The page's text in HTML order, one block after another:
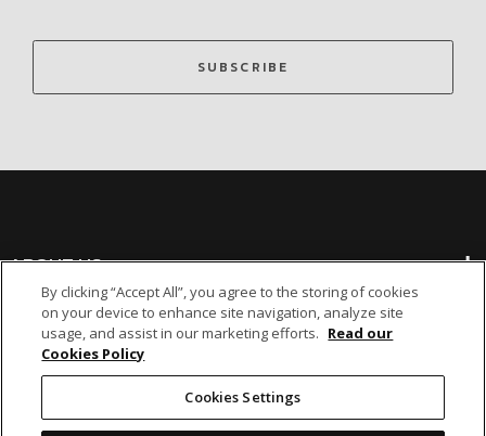
SUBSCRIBE
ABOUT US
BANKING
By clicking “Accept All”, you agree to the storing of cookies
on your device to enhance site navigation, analyze site
usage, and assist in our marketing efforts. Read our
Cookies Policy
Cookies Settings